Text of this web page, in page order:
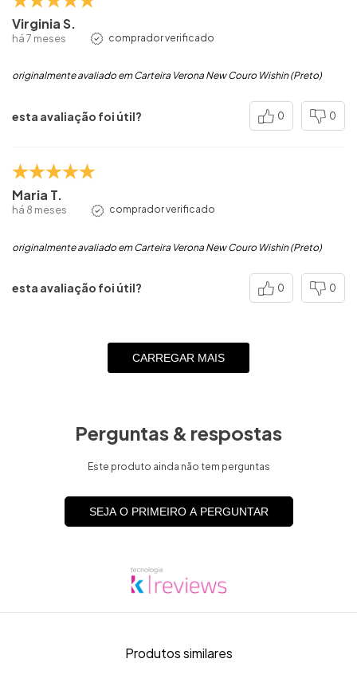
Virginia S.
há 7 meses comprador verificado
originalmente avaliado em Carteira Verona New Couro Wishin (Preto)
esta avaliação foi útil? 0 0
Maria T.
há 8 meses comprador verificado
originalmente avaliado em Carteira Verona New Couro Wishin (Preto)
esta avaliação foi útil? 0 0
CARREGAR MAIS
Perguntas & respostas
Este produto ainda não tem perguntas
SEJA O PRIMEIRO A PERGUNTAR
Produtos similares